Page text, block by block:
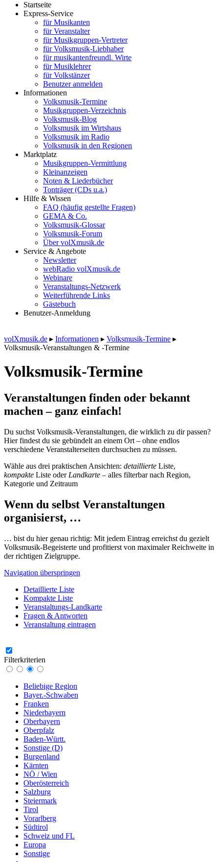
Startseite
Express-Service
für Musikanten
für Veranstalter
für Musikgruppen-Vertreter
für Volksmusik-Liebhaber
für musikantenfreundl. Wirte
für Musiklehrer
für Volkstänzer
Benutzer anmelden
Informationen
Volksmusik-Termine
Musikgruppen-Verzeichnis
Volksmusik-Blog
Volksmusik im Wirtshaus
Volksmusik im Radio
Volksmusik in den Regionen
Marktplatz
Musikgruppen-Vermittlung
Kleinanzeigen
Noten & Liederbücher
Tonträger (CDs u.a.)
Hilfe & Wissen
FAQ (häufig gestellte Fragen)
GEMA & Co.
Volksmusik-Glossar
Volksmusik-Forum
Über volXmusik.de
Service & Angebote
Newsletter
webRadio volXmusik.de
Webinare
Veranstaltungs-Netzwerk
Weiterführende Links
Gästebuch
Benutzer-Anmeldung
volXmusik.de ▸ Informationen ▸ Volksmusik-Termine ▸
Volksmusik-Veranstaltungen & -Termine
Volksmusik-Termine
Veranstaltungen finden oder bekannt
machen – ganz einfach!
Du suchst Volksmusik-Veranstaltungen, die wirklich zu dir passen?
Hier findest du sie gebündelt an einem Ort – ohne endlos
verschiedene Veranstalterseiten durchsuchen zu müssen.
Wähle aus drei praktischen Ansichten: detaillierte Liste,
kompakte Liste oder Landkarte – alles filterbar nach Region,
Kategorie und Zeitraum
Wenn du selbst Veranstaltungen
organisierst, …
… bist du hier genau richtig: Mit jedem Eintrag erreichst du gezielt
Volksmusik-Begeisterte und profitierst von maximaler Reichweite in
der richtigen Zielgruppe.
Navigation überspringen
Detaillierte Liste
Kompakte Liste
Veranstaltungs-Landkarte
Fragen & Antworten
Veranstaltung eintragen
Filterkriterien
Beliebige Region
Bayer.-Schwaben
Franken
Niederbayern
Oberbayern
Oberpfalz
Baden-Württ.
Sonstige (D)
Burgenland
Kärnten
NÖ / Wien
Oberösterreich
Salzburg
Steiermark
Tirol
Vorarlberg
Südtirol
Schweiz und FL
Europa
Sonstige